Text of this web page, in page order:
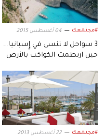
#مجتمعك 04 أغسطس 2015
3 سواحل لا تنسى في إٍسبانيا...
حين ارتطمت الكواكب بالأرض
#مجتمعك 22 أغسطس 2013